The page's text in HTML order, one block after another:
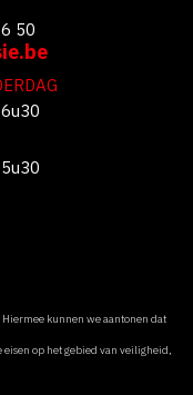
50
Hiermee kunnen we aantonen dat
op het gebied van veiligheid,